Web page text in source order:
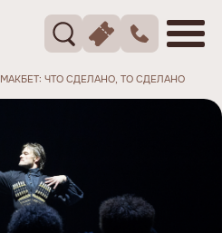
МАКБЕТ: ЧТО СДЕЛАНО, ТО СДЕЛАНО